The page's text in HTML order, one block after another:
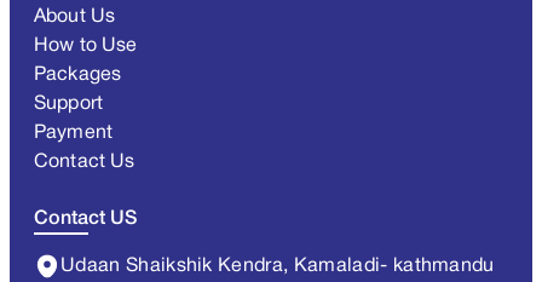
About Us
How to Use
Packages
Support
Payment
Contact Us
Contact US
Udaan Shaikshik Kendra, Kamaladi- kathmandu